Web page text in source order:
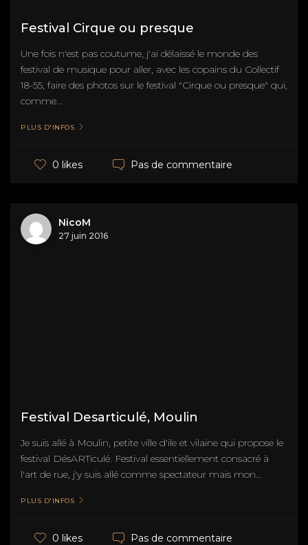
Festival Cirque ou presque
Une fois n'est pas coutume, j'ai délaissé le monde des
festival de musique pour aller, avec les copains du Collectif
18-55, faire des photos sur le festival "Cirque ou presque" qui,
comme...
PLUS D'INFOS
0 likes Pas de commentaire
NicoM
27 juin 2016
Festival Desarticulé, Moulin
Je suis allé à Moulin, petite ville d'ile et vilaine qui propose le
festival DésARTiculé. Festival essentiellement consacré à
l'art de rue, j'y suis allé comme spectateur mais mon...
PLUS D'INFOS
0 likes Pas de commentaire